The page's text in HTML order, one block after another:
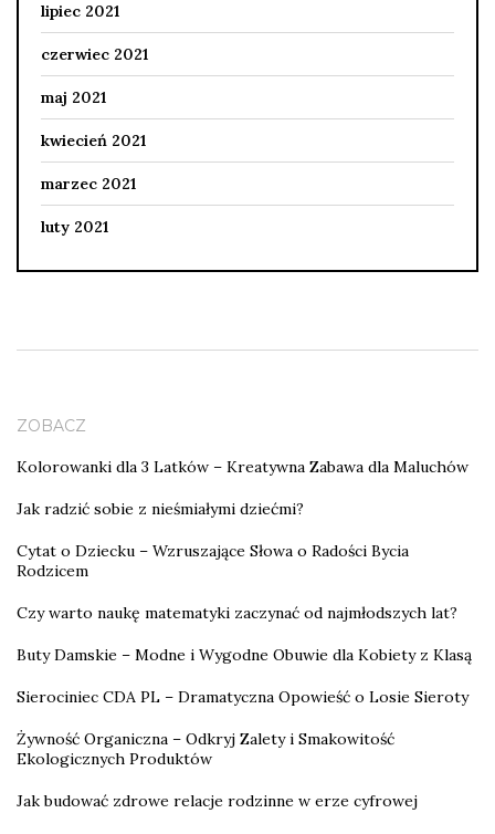
lipiec 2021
czerwiec 2021
maj 2021
kwiecień 2021
marzec 2021
luty 2021
ZOBACZ
Kolorowanki dla 3 Latków – Kreatywna Zabawa dla Maluchów
Jak radzić sobie z nieśmiałymi dziećmi?
Cytat o Dziecku – Wzruszające Słowa o Radości Bycia
Rodzicem
Czy warto naukę matematyki zaczynać od najmłodszych lat?
Buty Damskie – Modne i Wygodne Obuwie dla Kobiety z Klasą
Sierociniec CDA PL – Dramatyczna Opowieść o Losie Sieroty
Żywność Organiczna – Odkryj Zalety i Smakowitość
Ekologicznych Produktów
Jak budować zdrowe relacje rodzinne w erze cyfrowej